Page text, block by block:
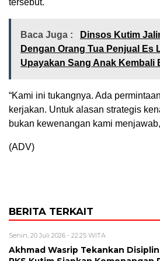
tersebut.
Baca Juga :
Dinsos Kutim
Dengan Orang Tua Penjual Es
Upayakan Sang Anak Kembali
“Kami ini tukangnya. Ada
kerjakan. Untuk alasan strategis
bukan kewenangan kami
(ADV)
BERITA TERKAIT
Senin, 20 Juli 2026 - 22:25 WITA
Akhmad Wasrip Tekankan